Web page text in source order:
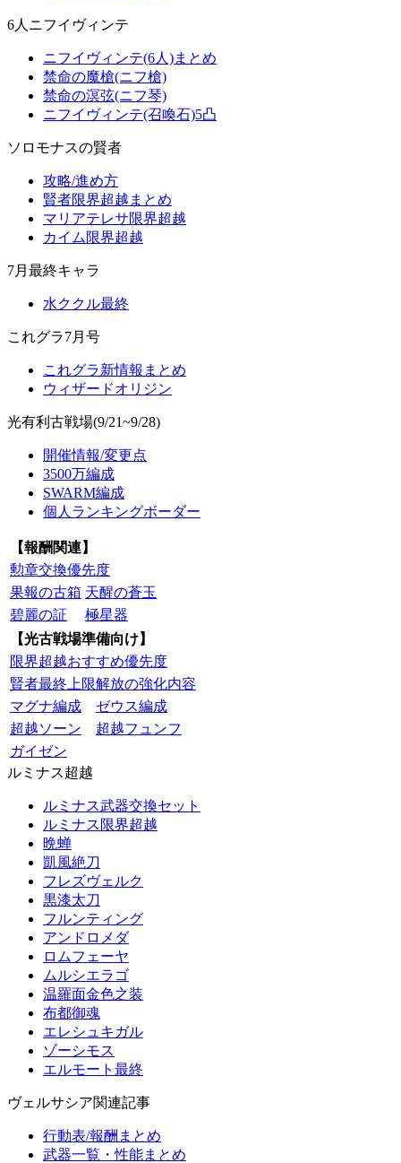
6人ニフイヴィンテ
ニフイヴィンテ(6人)まとめ
禁命の魔槍(ニフ槍)
禁命の溟弦(ニフ琴)
ニフイヴィンテ(召喚石)5凸
ソロモナスの賢者
攻略/進め方
賢者限界超越まとめ
マリアテレサ限界超越
カイム限界超越
7月最終キャラ
水ククル最終
これグラ7月号
これグラ新情報まとめ
ウィザードオリジン
光有利古戦場(9/21~9/28)
開催情報/変更点
3500万編成
SWARM編成
個人ランキングボーダー
【報酬関連】
勲章交換優先度
果報の古箱 天醒の蒼玉
碧麗の証
極星器
【光古戦場準備向け】
限界超越おすすめ優先度
賢者最終上限解放の強化内容
マグナ編成
ゼウス編成
超越ソーン
超越フュンフ
ガイゼン
ルミナス超越
ルミナス武器交換セット
ルミナス限界超越
晩蝉
凱風絶刀
フレズヴェルク
黒漆太刀
フルンティング
アンドロメダ
ロムフェーヤ
ムルシエラゴ
温羅面金色之装
布都御魂
エレシュキガル
ゾーシモス
エルモート最終
ヴェルサシア関連記事
行動表/報酬まとめ
武器一覧・性能まとめ